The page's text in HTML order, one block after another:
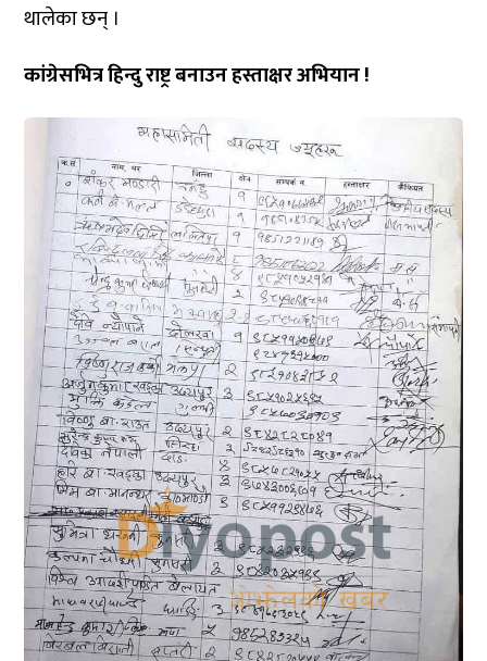
थालेका छन् ।
कांग्रेसभित्र हिन्दु राष्ट्र बनाउन हस्ताक्षर अभियान !